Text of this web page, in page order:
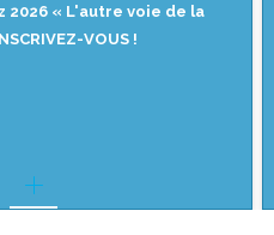
France gaz « CO₂
pour quels